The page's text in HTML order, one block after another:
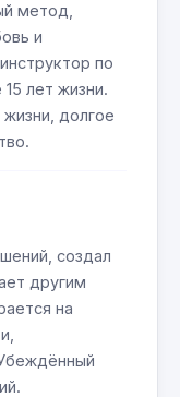
метод,
и
по
лет жизни.
долгое
создал
другим
на